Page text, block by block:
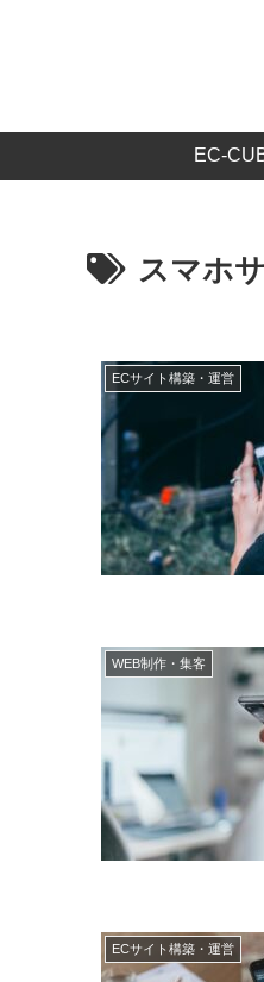
EC-
スマホ
ECサイト構築・運営
WEB制作・集客
ECサイト構築・運営